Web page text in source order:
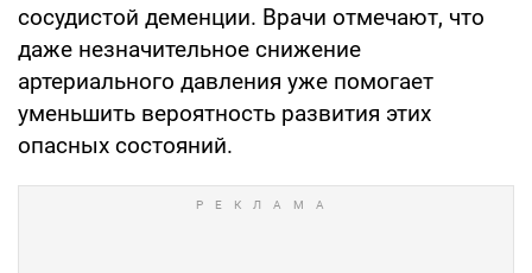
сосудистой деменции. Врачи отмечают, что
даже незначительное снижение
артериального давления уже помогает
уменьшить вероятность развития этих
опасных состояний.